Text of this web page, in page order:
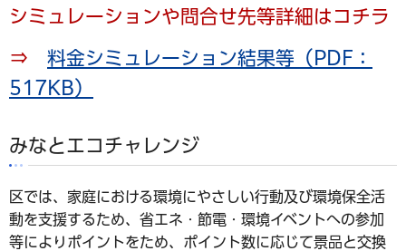
シミュレーションや問合せ先等詳細はコチラ
⇒
料金シミュレーション結果等（PDF：
517KB）
みなとエコチャレンジ
区では、家庭における環境にやさしい行動及び環境保全活
動を支援するため、省エネ・節電・環境イベントへの参加
等によりポイントをため、ポイント数に応じて景品と交換